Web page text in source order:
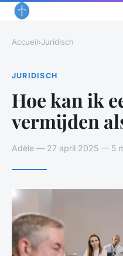
Accueil›Juridisch
JURIDISCH
Hoe kan ik
vermijden
Adèle — 27 april 2025 — 5